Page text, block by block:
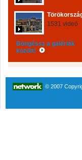
1531 videó
Böngéssz a galériák
között!
© 2007